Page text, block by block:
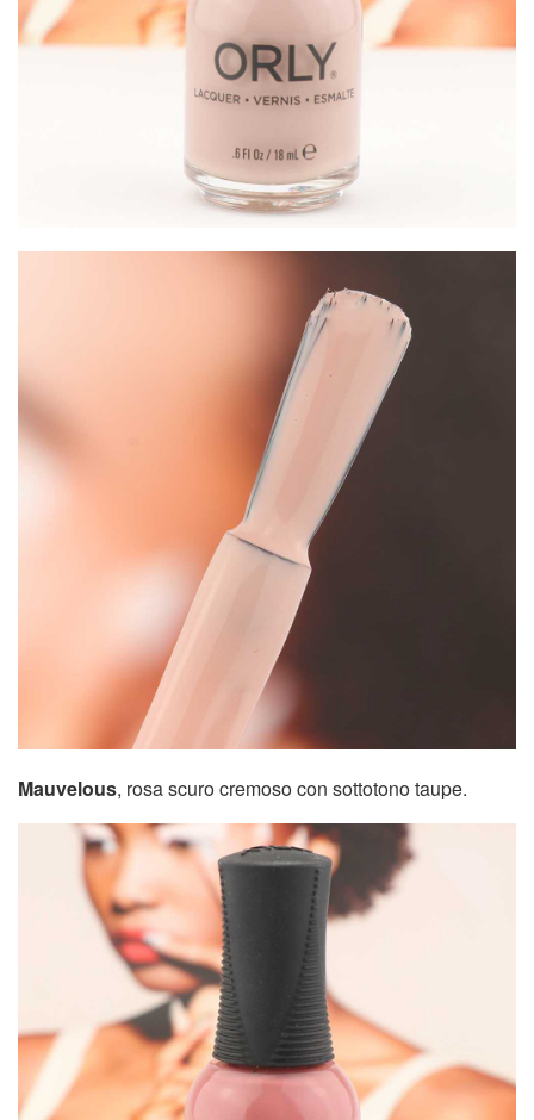
Mauvelous, rosa scuro cremoso con sottotono taupe.